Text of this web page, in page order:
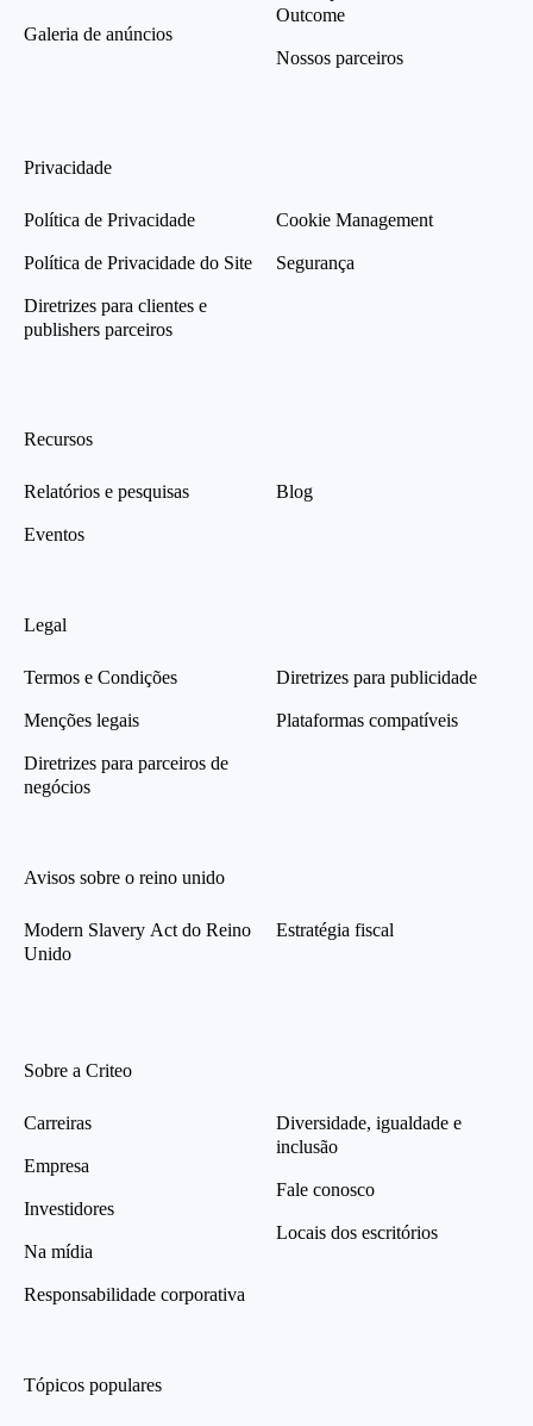
Galeria de anúncios
Outcome
Nossos parceiros
Privacidade
Política de Privacidade
Política de Privacidade do Site
Diretrizes para clientes e
publishers parceiros
Cookie Management
Segurança
Recursos
Relatórios e pesquisas
Eventos
Blog
Legal
Termos e Condições
Menções legais
Diretrizes para parceiros de
negócios
Diretrizes para publicidade
Plataformas compatíveis
Avisos sobre o reino unido
Modern Slavery Act do Reino
Unido
Estratégia fiscal
Sobre a Criteo
Carreiras
Empresa
Investidores
Na mídia
Responsabilidade corporativa
Diversidade, igualdade e
inclusão
Fale conosco
Locais dos escritórios
Tópicos populares